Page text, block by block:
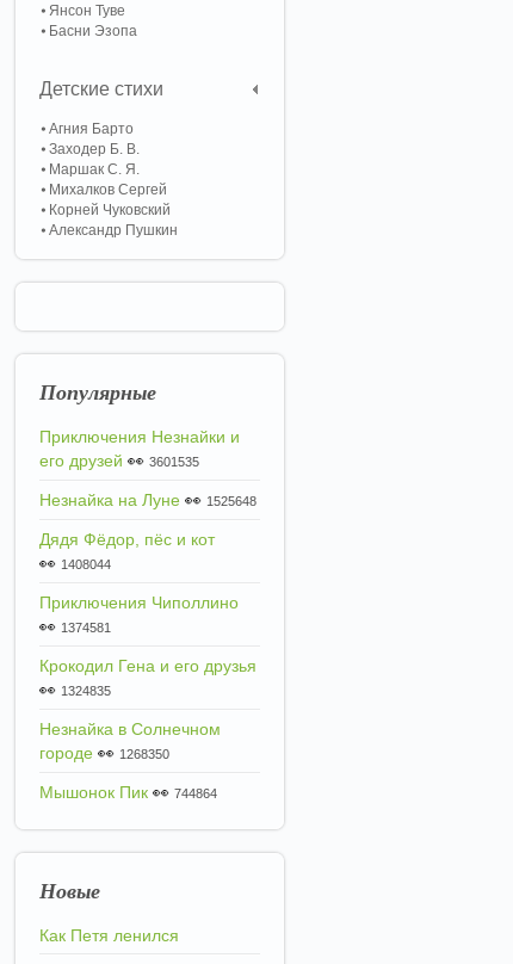
Янсон Туве
Басни Эзопа
Детские стихи
Агния Барто
Заходер Б. В.
Маршак С. Я.
Михалков Сергей
Корней Чуковский
Александр Пушкин
Популярные
Приключения Незнайки и
его друзей 👀 3601535
Незнайка на Луне 👀 1525648
Дядя Фёдор, пёс и кот
👀 1408044
Приключения Чиполлино
👀 1374581
Крокодил Гена и его друзья
👀 1324835
Незнайка в Солнечном
городе 👀 1268350
Мышонок Пик 👀 744864
Новые
Как Петя ленился